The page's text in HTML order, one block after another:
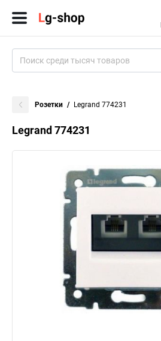
Розетки Legrand 774231
Legrand 774231